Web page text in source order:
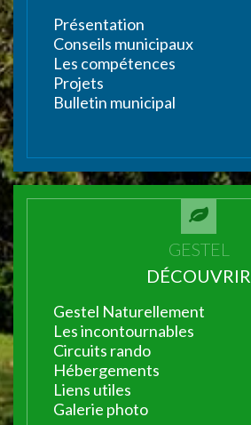
Présentation
Conseils municipaux
Les compétences
Projets
Bulletin municipal
GESTEL
DÉCOUVRIR
Gestel Naturellement
Les incontournables
Circuits rando
Hébergements
Liens utiles
Galerie photo